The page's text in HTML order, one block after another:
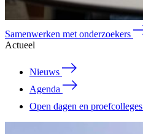
Samenwerken met onderzoekers
Actueel
Nieuws
Agenda
Open dagen en proefcolleges